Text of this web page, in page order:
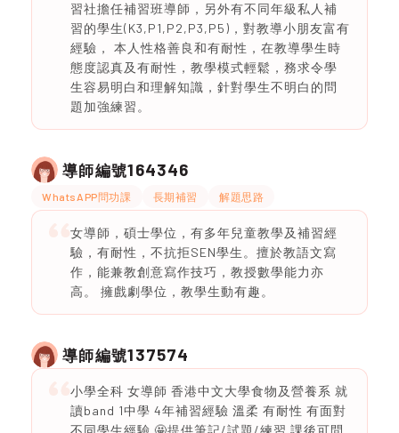
習社擔任補習班導師，另外有不同年級私人補
習的學生(K3,P1,P2,P3,P5)，對教導小朋友富有
經驗， 本人性格善良和有耐性，在教導學生時
態度認真及有耐性，教學模式輕鬆，務求令學
生容易明白和理解知識，針對學生不明白的問
題加強練習。
導師編號164346
WhatsAPP問功課 長期補習 解題思路
女導師，碩士學位，有多年兒童教學及補習經
驗，有耐性，不抗拒SEN學生。擅於教語文寫
作，能兼教創意寫作技巧，教授數學能力亦
高。 擁戲劇學位，教學生動有趣。
導師編號137574
小學全科 女導師 香港中文大學食物及營養系 就
讀band 1中學 4年補習經驗 溫柔 有耐性 有面對
不同學生經驗 🤩提供筆記/試題/練習 課後可問